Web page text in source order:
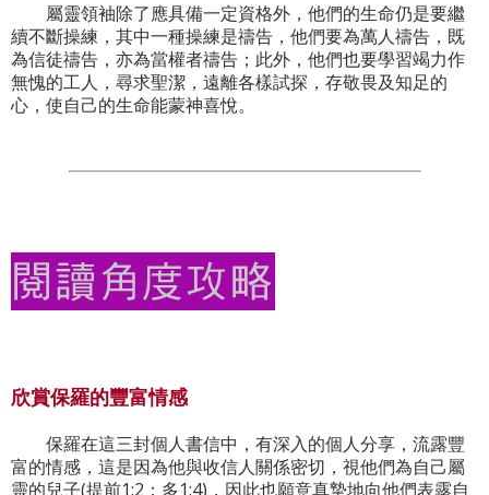
屬靈領袖除了應具備一定資格外，他們的生命仍是要繼
續不斷操練，其中一種操練是禱告，他們要為萬人禱告，既
為信徒禱告，亦為當權者禱告；此外，他們也要學習竭力作
無愧的工人，尋求聖潔，遠離各樣試探，存敬畏及知足的
心，使自己的生命能蒙神喜悅。
欣賞保羅的豐富情感
保羅在這三封個人書信中，有深入的個人分享，流露豐
富的情感，這是因為他與收信人關係密切，視他們為自己屬
靈的兒子(提前1:2；多1:4)，因此也願意真摯地向他們表露自